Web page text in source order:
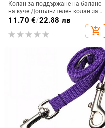
Колан за поддържане на баланс
на куче Допълнителен колан за
задни крака на куче за
възстановяване Скоба за крака с
увреждания Помощ за задния
11.70 €/22.88 лв
add_shopping_cart